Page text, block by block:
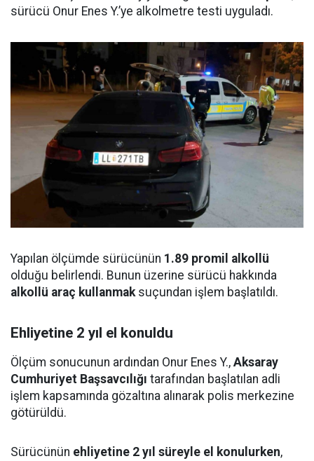
sürücü Onur Enes Y.’ye alkolmetre testi uyguladı.
Yapılan ölçümde sürücünün 1.89 promil alkollü
olduğu belirlendi. Bunun üzerine sürücü hakkında
alkollü araç kullanmaksuçundan işlem başlatıldı.
Ehliyetine 2 yıl el konuldu
Ölçüm sonucunun ardından Onur Enes Y., Aksaray
Cumhuriyet Başsavcılığı tarafından başlatılan adli
işlem kapsamında gözaltına alınarak polis merkezine
götürüldü.
Sürücünün ehliyetine 2 yıl süreyle el konulurken,